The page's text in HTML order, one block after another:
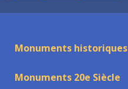
Monuments historiques
Monuments 20e Siècle